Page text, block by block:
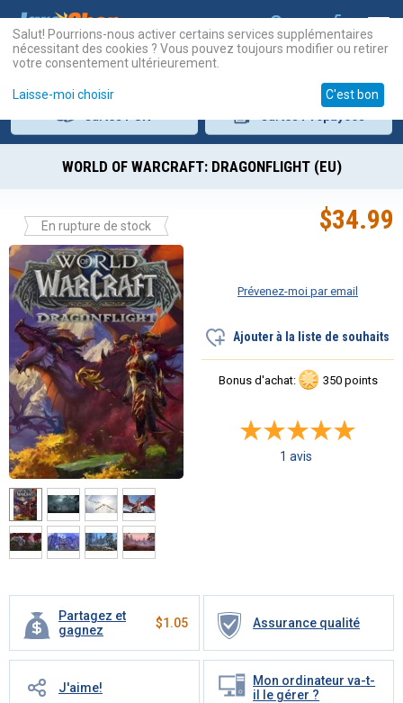
WORLD OF WARCRAFT: DRAGONFLIGHT (EU)
En rupture de stock
Partagez et
gagnez
$1.05 Assurance qualité
J'aime!
Mon ordinateur va-t-
il le gérer ?
$34.99
Prévenez-moi par email
Ajouter à la liste de souhaits
Bonus d'achat: 350 points
1 avis
Salut! Pourrions-nous activer certains services supplémentaires
nécessitant des cookies ? Vous pouvez toujours modifier ou retirer
votre consentement ultérieurement.
Laisse-moi choisir C'est bon